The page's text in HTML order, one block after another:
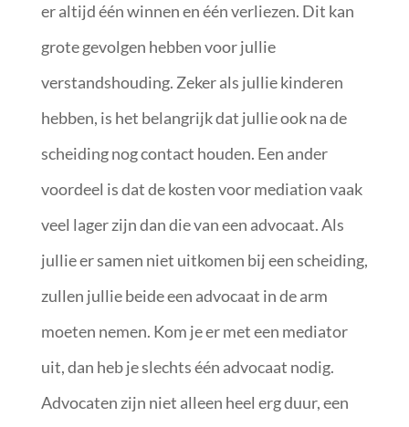
er altijd één winnen en één verliezen. Dit kan
grote gevolgen hebben voor jullie
verstandshouding. Zeker als jullie kinderen
hebben, is het belangrijk dat jullie ook na de
scheiding nog contact houden. Een ander
voordeel is dat de kosten voor mediation vaak
veel lager zijn dan die van een advocaat. Als
jullie er samen niet uitkomen bij een scheiding,
zullen jullie beide een advocaat in de arm
moeten nemen. Kom je er met een mediator
uit, dan heb je slechts één advocaat nodig.
Advocaten zijn niet alleen heel erg duur, een